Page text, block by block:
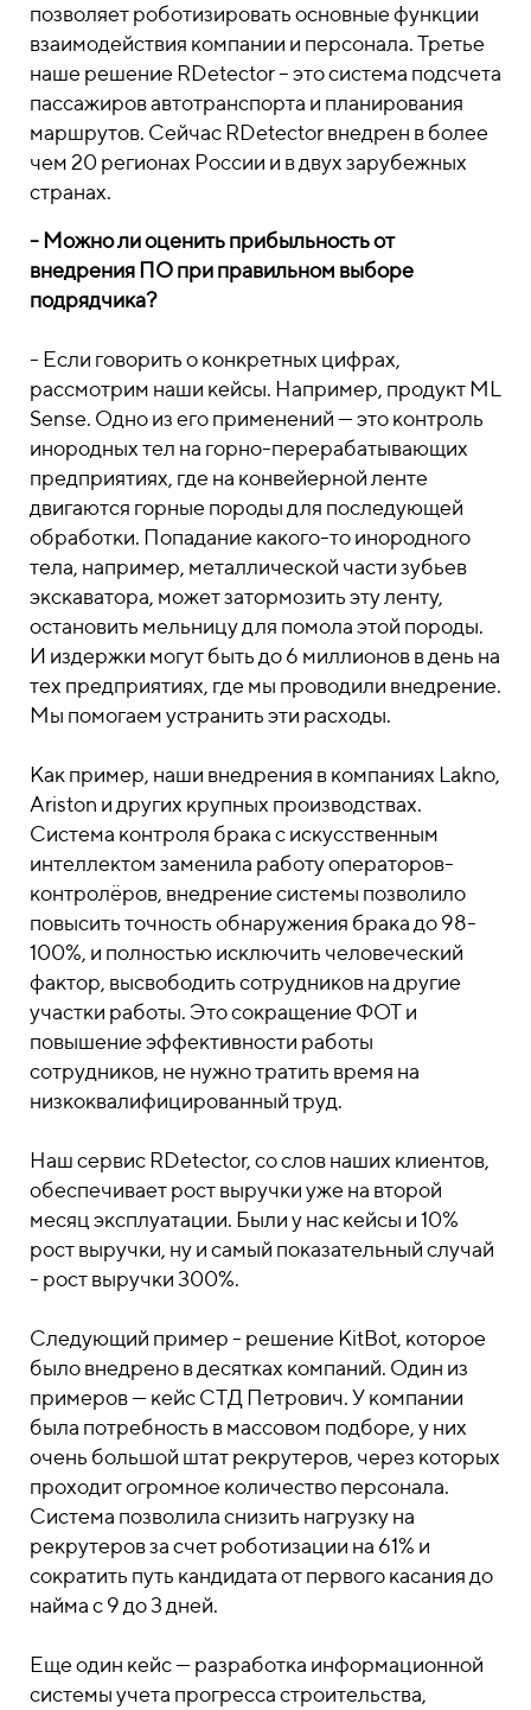
позволяет роботизировать основные функции
взаимодействия компании и персонала. Третье
наше решение RDetector – это система подсчета
пассажиров автотранспорта и планирования
маршрутов. Сейчас RDetector внедрен в более
чем 20 регионах России и в двух зарубежных
странах.
- Можно ли оценить прибыльность от
внедрения ПО при правильном выборе
подрядчика?
- Если говорить о конкретных цифрах,
рассмотрим наши кейсы. Например, продукт ML
Sense. Одно из его применений — это контроль
инородных тел на горно-перерабатывающих
предприятиях, где на конвейерной ленте
двигаются горные породы для последующей
обработки. Попадание какого-то инородного
тела, например, металлической части зубьев
экскаватора, может затормозить эту ленту,
остановить мельницу для помола этой породы.
И издержки могут быть до 6 миллионов в день на
тех предприятиях, где мы проводили внедрение.
Мы помогаем устранить эти расходы.
Как пример, наши внедрения в компаниях Lakno,
Ariston и других крупных производствах.
Система контроля брака с искусственным
интеллектом заменила работу операторов-
контролёров, внедрение системы позволило
повысить точность обнаружения брака до 98-
100%, и полностью исключить человеческий
фактор, высвободить сотрудников на другие
участки работы. Это сокращение ФОТ и
повышение эффективности работы
сотрудников, не нужно тратить время на
низкоквалифицированный труд.
Наш сервис RDetector, со слов наших клиентов,
обеспечивает рост выручки уже на второй
месяц эксплуатации. Были у нас кейсы и 10%
рост выручки, ну и самый показательный случай
- рост выручки 300%.
Следующий пример - решение KitBot, которое
было внедрено в десятках компаний. Один из
примеров — кейс СТД Петрович. У компании
была потребность в массовом подборе, у них
очень большой штат рекрутеров, через которых
проходит огромное количество персонала.
Система позволила снизить нагрузку на
рекрутеров за счет роботизации на 61% и
сократить путь кандидата от первого касания до
найма с 9 до 3 дней.
Еще один кейс — разработка информационной
системы учета прогресса строительства,